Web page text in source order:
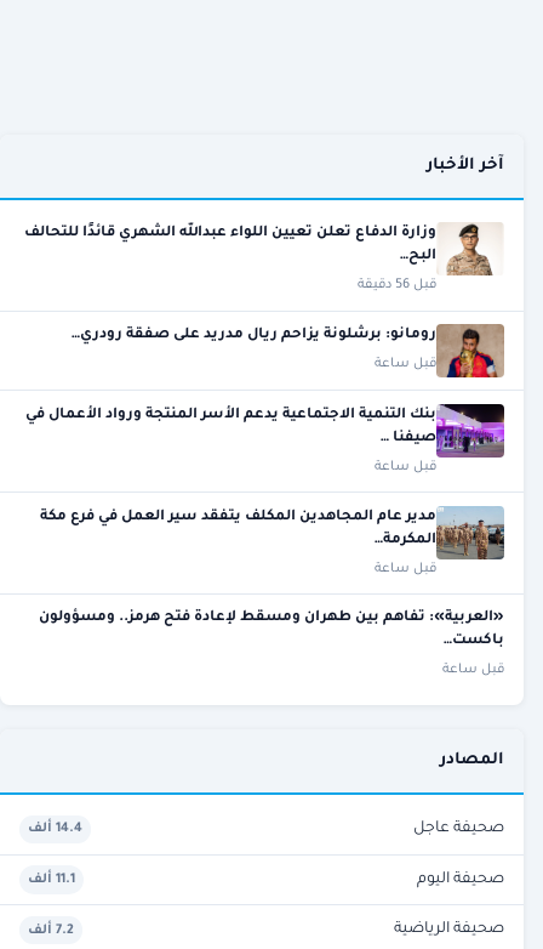
آخر الأخبار
وزارة الدفاع تعلن تعيين اللواء عبدالله الشهري قائدًا للتحالف
البح…
قبل 56 دقيقة
رومانو: برشلونة يزاحم ريال مدريد على صفقة رودري…
قبل ساعة
بنك التنمية الاجتماعية يدعم الأسر المنتجة ورواد الأعمال في
صيفنا …
قبل ساعة
مدير عام المجاهدين المكلف يتفقد سير العمل في فرع مكة
المكرمة…
قبل ساعة
«العربية»: تفاهم بين طهران ومسقط لإعادة فتح هرمز.. ومسؤولون
باكست…
قبل ساعة
المصادر
صحيفة عاجل 14.4 ألف
صحيفة اليوم 11.1 ألف
صحيفة الرياضية 7.2 ألف